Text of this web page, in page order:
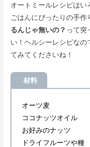
オートミールレシピは
ごはんにぴったりの手作
るんじゃ無いの？ って突
い！ヘルシーレシピなの
てみてくださいね！
材料
オーツ
ココナッツオ
お好みの
ドライフル